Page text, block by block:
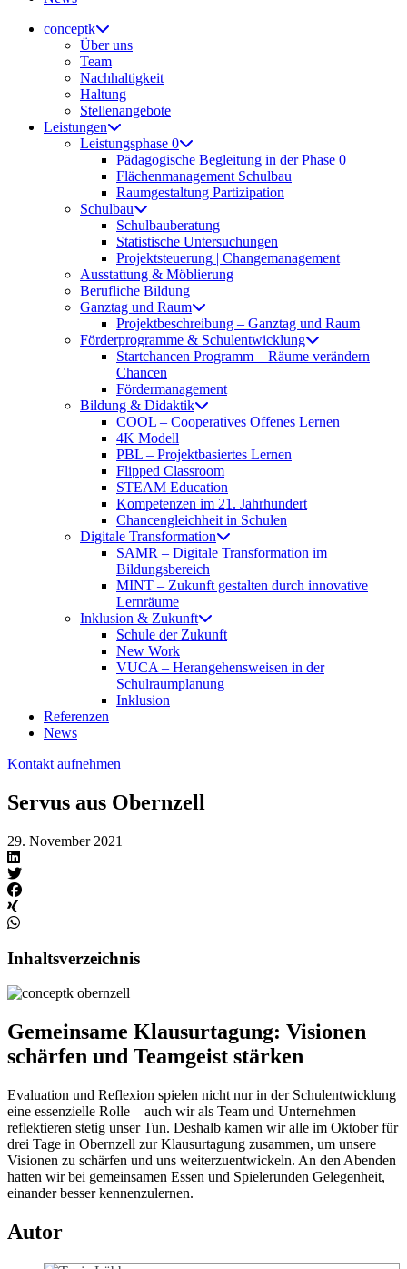
conceptk
Über uns
Team
Nachhaltigkeit
Haltung
Stellenangebote
Leistungen
Leistungsphase 0
Pädagogische Begleitung in der Phase 0
Flächenmanagement Schulbau
Raumgestaltung Partizipation
Schulbau
Schulbauberatung
Statistische Untersuchungen
Projektsteuerung | Changemanagement
Ausstattung & Möblierung
Berufliche Bildung
Ganztag und Raum
Projektbeschreibung – Ganztag und Raum
Förderprogramme & Schulentwicklung
Startchancen Programm – Räume verändern
Chancen
Fördermanagement
Bildung & Didaktik
COOL – Cooperatives Offenes Lernen
4K Modell
PBL – Projektbasiertes Lernen
Flipped Classroom
STEAM Education
Kompetenzen im 21. Jahrhundert
Chancengleichheit in Schulen
Digitale Transformation
SAMR – Digitale Transformation im
Bildungsbereich
MINT – Zukunft gestalten durch innovative
Lernräume
Inklusion & Zukunft
Schule der Zukunft
New Work
VUCA – Herangehensweisen in der
Schulraumplanung
Inklusion
Referenzen
News
Kontakt aufnehmen
Servus aus Obernzell
29. November 2021
Inhaltsverzeichnis
Gemeinsame Klausurtagung: Visionen
schärfen und Teamgeist stärken
Evaluation und Reflexion spielen nicht nur in der Schulentwicklung
eine essenzielle Rolle – auch wir als Team und Unternehmen
reflektieren stetig unser Tun. Deshalb kamen wir alle im Oktober für
drei Tage in Obernzell zur Klausurtagung zusammen, um unsere
Visionen zu schärfen und uns weiterzuentwickeln. An den Abenden
hatten wir bei gemeinsamen Essen und Spielerunden Gelegenheit,
einander besser kennenzulernen.
Autor